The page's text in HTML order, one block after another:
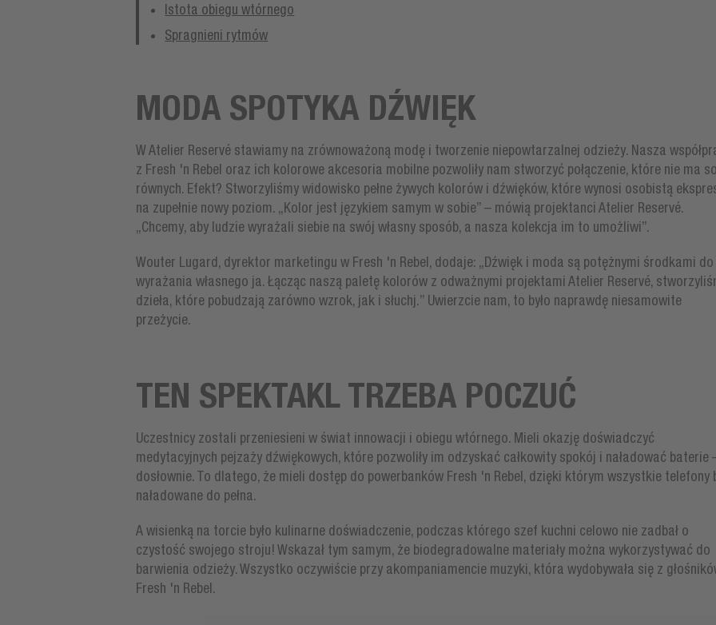
Istota obiegu wtórnego
Spragnieni rytmów
MODA SPOTYKA DŹWIĘK
W Atelier Reservé stawiamy na zrównoważoną modę i tworzenie niepowtarzalnej odzieży. Nasza
z Fresh 'n Rebel oraz ich kolorowe akcesoria mobilne pozwoliły nam stworzyć połączenie, które nie ma
równych. Efekt? Stworzyliśmy widowisko pełne żywych kolorów i dźwięków, które wynosi osobistą
na zupełnie nowy poziom. „Kolor jest językiem samym w sobie” – mówią projektanci Atelier Reservé.
„Chcemy, aby ludzie wyrażali siebie na swój własny sposób, a nasza kolekcja im to umożliwi”.
Wouter Lugard, dyrektor marketingu w Fresh 'n Rebel, dodaje: „Dźwięk i moda są potężnymi środkami do
wyrażania własnego ja. Łącząc naszą paletę kolorów z odważnymi projektami Atelier Reservé,
dzieła, które pobudzają zarówno wzrok, jak i słuchj.” Uwierzcie nam, to było naprawdę niesamowite
przeżycie.
TEN SPEKTAKL TRZEBA POCZUĆ
Uczestnicy zostali przeniesieni w świat innowacji i obiegu wtórnego. Mieli okazję doświadczyć
medytacyjnych pejzaży dźwiękowych, które pozwoliły im odzyskać całkowity spokój i naładować
dosłownie. To dlatego, że mieli dostęp do powerbanków Fresh 'n Rebel, dzięki którym wszystkie telefony
naładowane do pełna.
A wisienką na torcie było kulinarne doświadczenie, podczas którego szef kuchni celowo nie zadbał o
czystość swojego stroju! Wskazał tym samym, że biodegradowalne materiały można wykorzystywać do
barwienia odzieży. Wszystko oczywiście przy akompaniamencie muzyki, która wydobywała się z
Fresh 'n Rebel.